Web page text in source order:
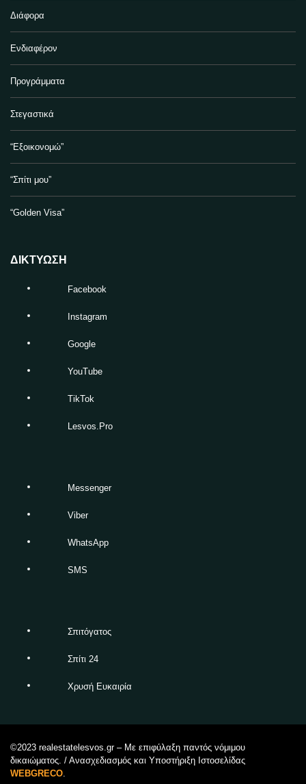
Διάφορα
Ενδιαφέρον
Προγράμματα
Στεγαστικά
“Εξοικονομώ”
“Σπίτι μου”
“Golden Visa”
ΔΙΚΤΥΩΣΗ
Facebook
Instagram
Google
YouTube
TikTok
Lesvos.Pro
Messenger
Viber
WhatsApp
SMS
Σπιτόγατος
Σπίτι 24
Χρυσή Ευκαιρία
©2023 realestatelesvos.gr – Με επιφύλαξη παντός νόμιμου
δικαιώματος. / Ανασχεδιασμός και Υποστήριξη Ιστοσελίδας
WEBGRECO.